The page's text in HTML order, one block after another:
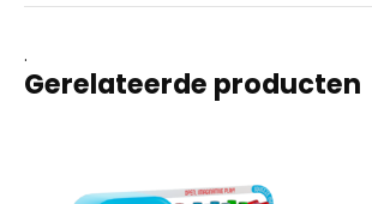
.
Gerelateerde producten